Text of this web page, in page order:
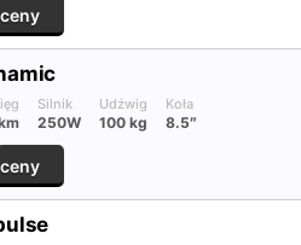
Silnik
250W
Udźwig
100 kg
Koła
8.5″